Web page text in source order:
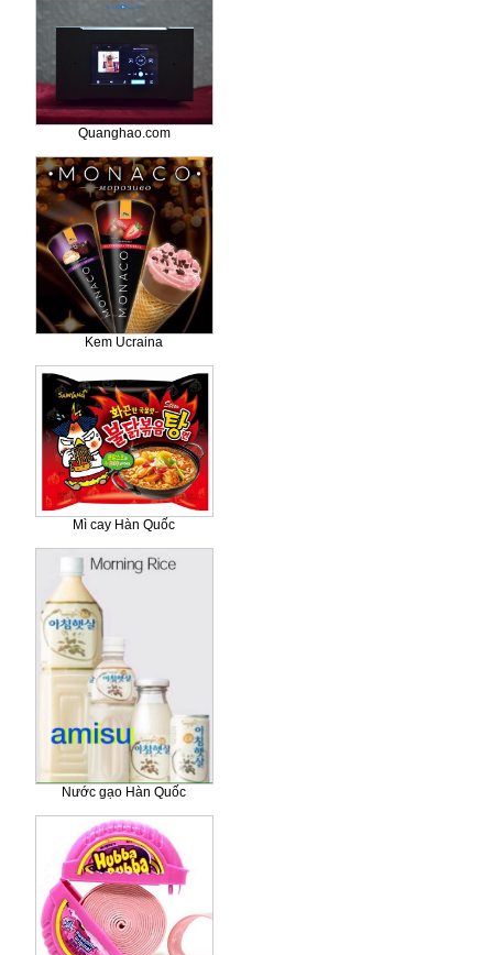
Quanghao.com
Kem Ucraina
Mì cay Hàn Quốc
Nước gạo Hàn Quốc